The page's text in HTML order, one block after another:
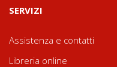
SERVIZI
Assistenza e contatti
Libreria online